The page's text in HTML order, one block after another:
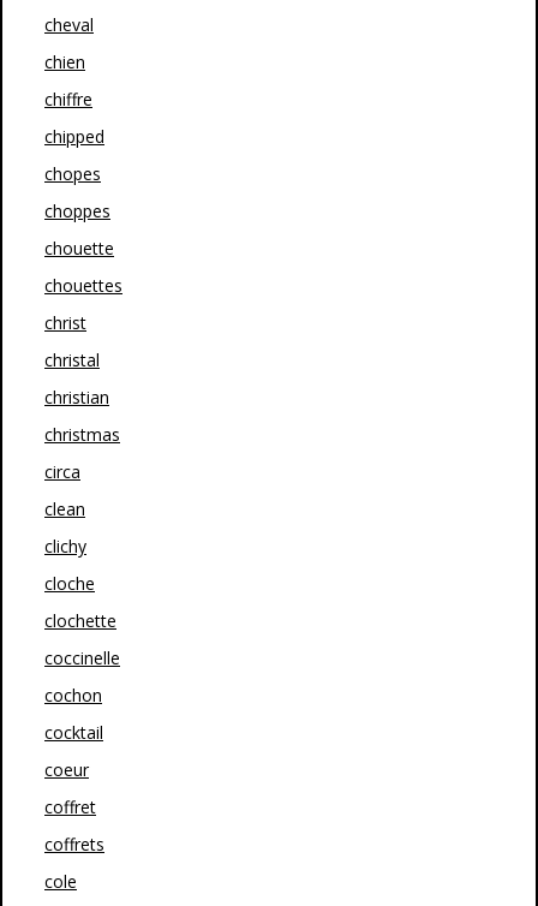
cheval
chien
chiffre
chipped
chopes
choppes
chouette
chouettes
christ
christal
christian
christmas
circa
clean
clichy
cloche
clochette
coccinelle
cochon
cocktail
coeur
coffret
coffrets
cole